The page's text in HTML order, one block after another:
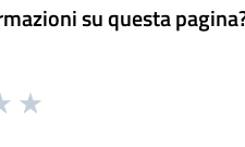
su questa